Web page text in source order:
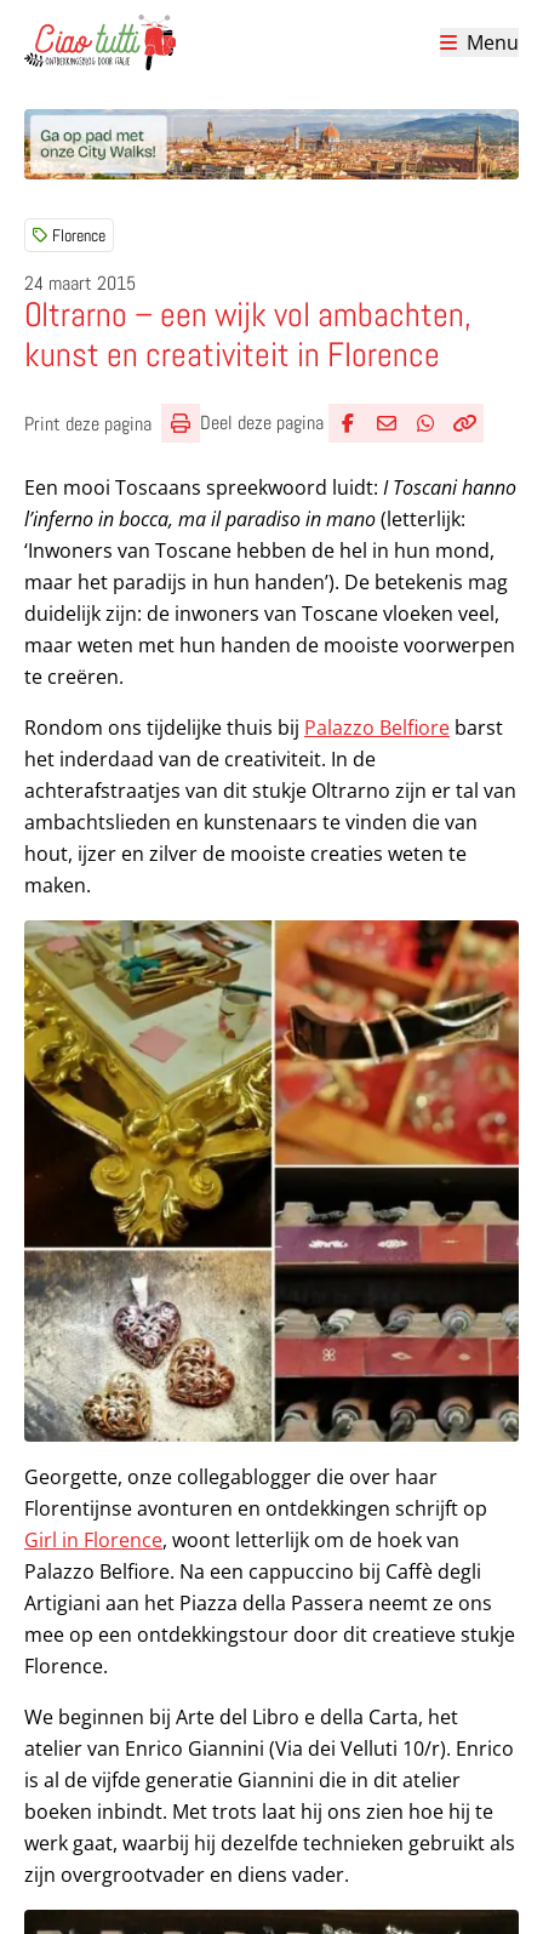
Menu
Florence
24 maart 2015
Oltrarno – een wijk vol ambachten,
kunst en creativiteit in Florence
Print deze pagina Deel deze pagina
Een mooi Toscaans spreekwoord luidt: I Toscani hanno
l’inferno in bocca, ma il paradiso in mano(letterlijk:
‘Inwoners van Toscane hebben de hel in hun mond,
maar het paradijs in hun handen’). De betekenis mag
duidelijk zijn: de inwoners van Toscane vloeken veel,
maar weten met hun handen de mooiste voorwerpen
te creëren.
Rondom ons tijdelijke thuis bij Palazzo Belfiore barst
het inderdaad van de creativiteit. In de
achterafstraatjes van dit stukje Oltrarno zijn er tal van
ambachtslieden en kunstenaars te vinden die van
hout, ijzer en zilver de mooiste creaties weten te
maken.
Georgette, onze collegablogger die over haar
Florentijnse avonturen en ontdekkingen schrijft op
Girl in Florence, woont letterlijk om de hoek van
Palazzo Belfiore. Na een cappuccino bij Caffè degli
Artigiani aan het Piazza della Passera neemt ze ons
mee op een ontdekkingstour door dit creatieve stukje
Florence.
We beginnen bij Arte del Libro e della Carta, het
atelier van Enrico Giannini (Via dei Velluti 10/r). Enrico
is al de vijfde generatie Giannini die in dit atelier
boeken inbindt. Met trots laat hij ons zien hoe hij te
werk gaat, waarbij hij dezelfde technieken gebruikt als
zijn overgrootvader en diens vader.